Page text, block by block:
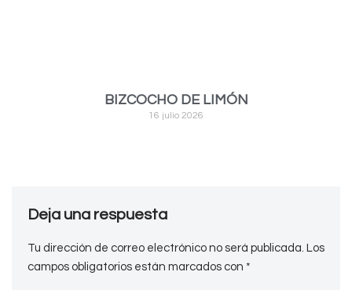
BIZCOCHO DE LIMÓN
16 julio 2026
Deja una respuesta
Tu dirección de correo electrónico no será publicada. Los
campos obligatorios están marcados con *